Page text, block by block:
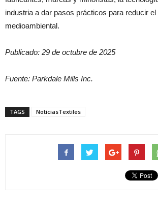
industria a dar pasos prácticos para reducir
medioambiental.
Publicado: 29 de octubre de 2025
Fuente: Parkdale Mills Inc.
TAGS NoticiasTextiles